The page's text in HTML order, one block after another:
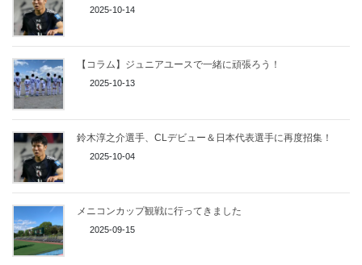
2025-10-14
【コラム】ジュニアユースで一緒に頑張ろう！
2025-10-13
鈴木淳之介選手、CLデビュー＆日本代表選手に再度招集！
2025-10-04
メニコンカップ観戦に行ってきました
2025-09-15